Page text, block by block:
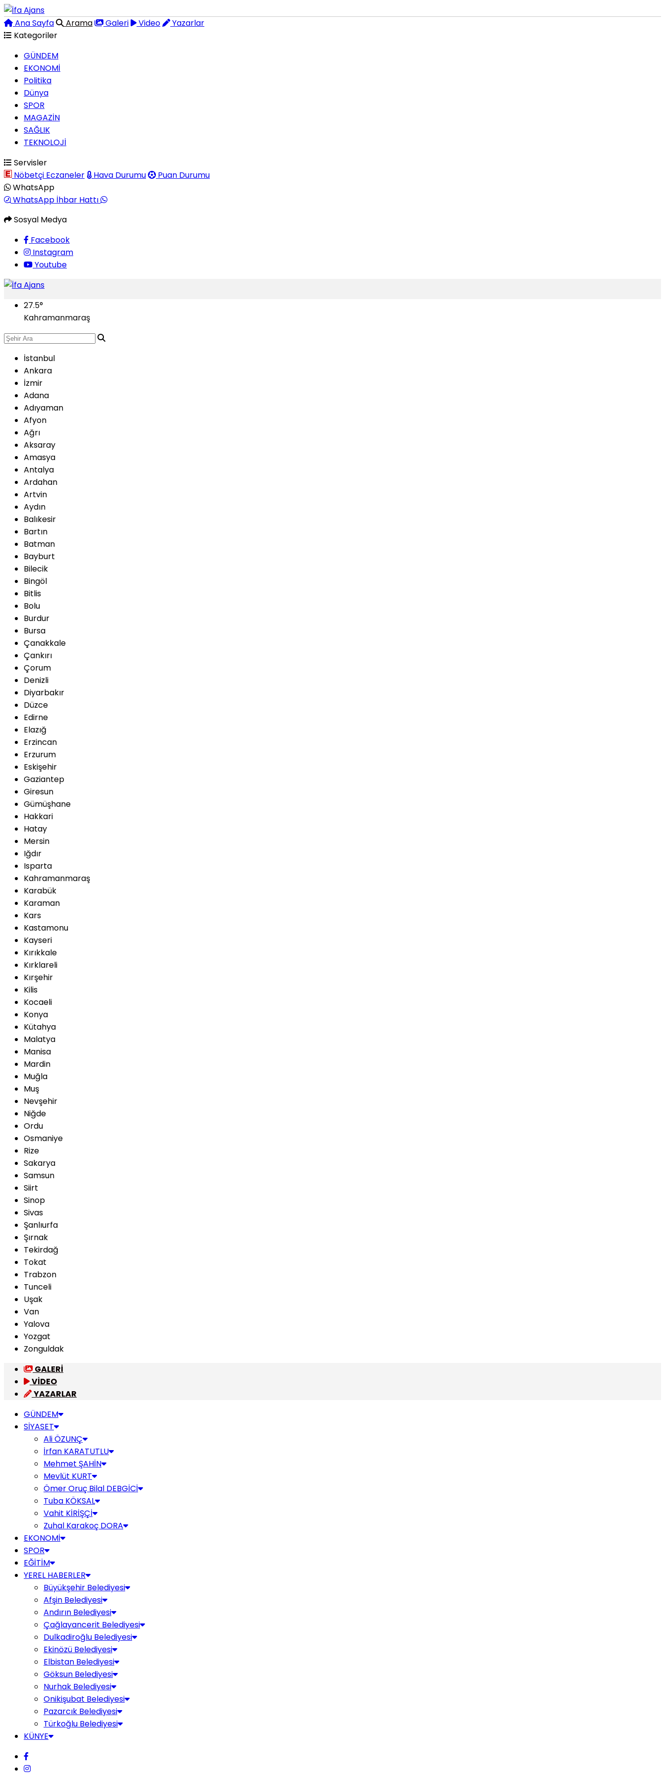
Ana Sayfa Arama Galeri Video
Yazarlar
Kategoriler
GÜNDEM
EKONOMİ
Politika
Dünya
SPOR
MAGAZİN
SAĞLIK
TEKNOLOJİ
Servisler
Nöbetçi Eczaneler
Hava Durumu
Puan Durumu
WhatsApp
WhatsApp İhbar Hattı
Sosyal Medya
Facebook
Instagram
Youtube
27.5°
Kahramanmaraş
İstanbul
Ankara
İzmir
Adana
Adıyaman
Afyon
Ağrı
Aksaray
Amasya
Antalya
Ardahan
Artvin
Aydın
Balıkesir
Bartın
Batman
Bayburt
Bilecik
Bingöl
Bitlis
Bolu
Burdur
Bursa
Çanakkale
Çankırı
Çorum
Denizli
Diyarbakır
Düzce
Edirne
Elazığ
Erzincan
Erzurum
Eskişehir
Gaziantep
Giresun
Gümüşhane
Hakkari
Hatay
Mersin
Iğdır
Isparta
Kahramanmaraş
Karabük
Karaman
Kars
Kastamonu
Kayseri
Kırıkkale
Kırklareli
Kırşehir
Kilis
Kocaeli
Konya
Kütahya
Malatya
Manisa
Mardin
Muğla
Muş
Nevşehir
Niğde
Ordu
Osmaniye
Rize
Sakarya
Samsun
Siirt
Sinop
Sivas
Şanlıurfa
Şırnak
Tekirdağ
Tokat
Trabzon
Tunceli
Uşak
Van
Yalova
Yozgat
Zonguldak
GALERİ
VİDEO
YAZARLAR
GÜNDEM
SİYASET
Ali ÖZUNÇ
İrfan KARATUTLU
Mehmet ŞAHİN
Mevlüt KURT
Ömer Oruç Bilal DEBGİCİ
Tuba KÖKSAL
Vahit KİRİŞÇİ
Zuhal Karakoç DORA
EKONOMİ
SPOR
EĞİTİM
YEREL HABERLER
Büyükşehir Belediyesi
Afşin Belediyesi
Andırın Belediyesi
Çağlayancerit Belediyesi
Dulkadiroğlu Belediyesi
Ekinözü Belediyesi
Elbistan Belediyesi
Göksun Belediyesi
Nurhak Belediyesi
Onikişubat Belediyesi
Pazarcık Belediyesi
Türkoğlu Belediyesi
KÜNYE